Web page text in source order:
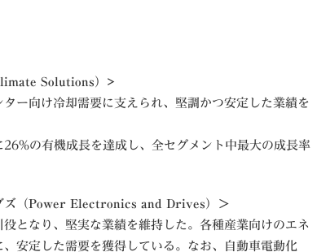
Solutions）>
ー向け冷却需要に支えられ、堅調かつ安定した業績を
の有機成長を達成し、全セグメント中最大の成長率
ズ（Power Electronics and Drives）＞
となり、堅実な業績を維持した。各種産業向けのエネ
安定した需要を獲得している。なお、自動車電動化